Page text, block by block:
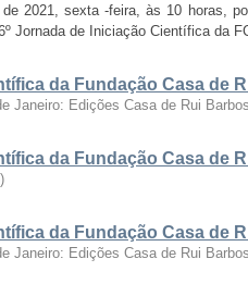
2021, sexta -feira, às 10 horas,
Jornada de Iniciação Científica da
da Fundação Casa de
Janeiro: Edições Casa de Rui
da Fundação Casa de
)
da Fundação Casa de
Janeiro: Edições Casa de Rui